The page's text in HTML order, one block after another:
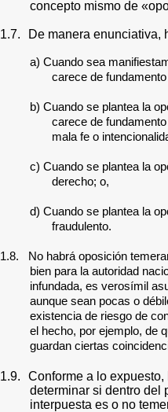
concepto mismo de
1.7. De manera enunciativa,
a) Cuando sea
carece de
b) Cuando se plantea la
carece de
mala fe o
c) Cuando se plantea la
derecho; o,
d) Cuando se plantea la
fraudulento.
1.8. No habrá oposición
bien para la autoridad
infundada, es verosímil
aunque sean pocas o
existencia de riesgo de
el hecho, por ejemplo, de
guardan ciertas
1.9.
Conforme a lo
determinar si dentro del
interpuesta es o no